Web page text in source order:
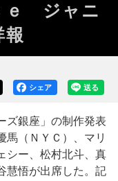
ｅ ジャニ
報
送る
シェア
銀座」の制作発表
馬（ＮＹＣ）、マリ
シー、松村北斗、真
慧悟が出席した。記